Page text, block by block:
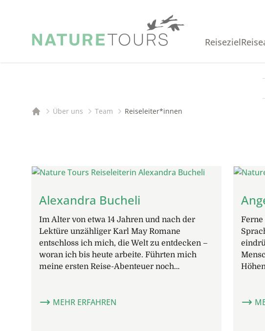
Reiseziel
Über uns Team Reiseleiter*innen
Alexandra Bucheli
Im Alter von etwa 14 Jahren und nach der
Lektüre unzähliger Karl May Romane
entschloss ich mich, die Welt zu entdecken –
woran ich bis heute arbeite. Führten mich
meine ersten Reise-Abenteuer noch…
MEHR ERFAHREN